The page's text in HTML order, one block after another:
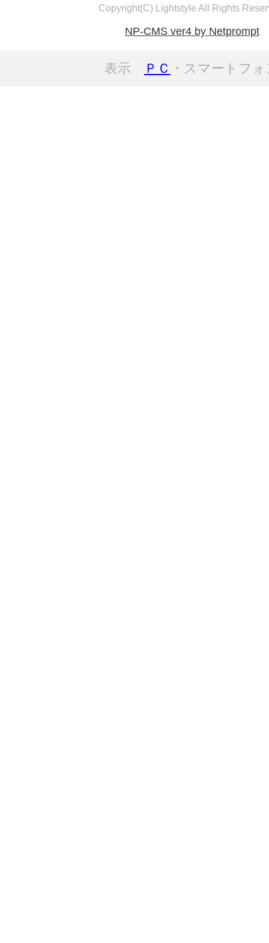
Copyright(C) Lightstyle All Rights
NP-CMS ver4 by Netprompt
表示 ＰＣ ・スマートフ